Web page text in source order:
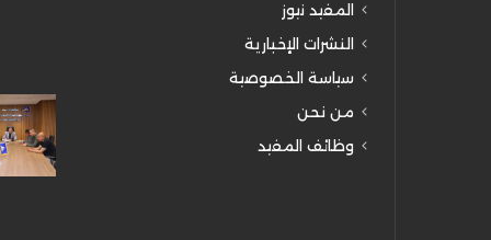
المفيد نيوز
النشرات الإخبارية
سياسة الخصوصية
من نحن
وظائف المفيد